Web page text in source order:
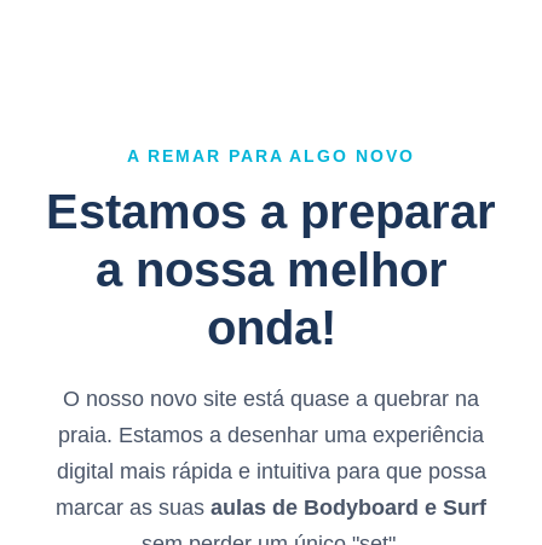
A REMAR PARA ALGO NOVO
Estamos a preparar
a nossa melhor
onda!
O nosso novo site está quase a quebrar na
praia. Estamos a desenhar uma experiência
digital mais rápida e intuitiva para que possa
marcar as suas aulas de Bodyboard e Surf